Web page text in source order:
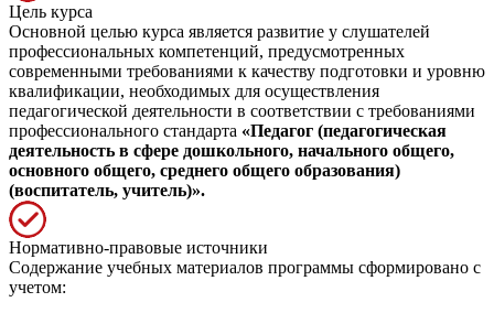
Цель курса
Основной целью курса является развитие у слушателей
профессиональных компетенций, предусмотренных
современными требованиями к качеству подготовки и уровню
квалификации, необходимых для осуществления
педагогической деятельности в соответствии с требованиями
профессионального стандарта «Педагог (педагогическая
деятельность в сфере дошкольного, начального общего,
основного общего, среднего общего образования)
(воспитатель, учитель)».
Нормативно-правовые источники
Содержание учебных материалов программы сформировано с
учетом: